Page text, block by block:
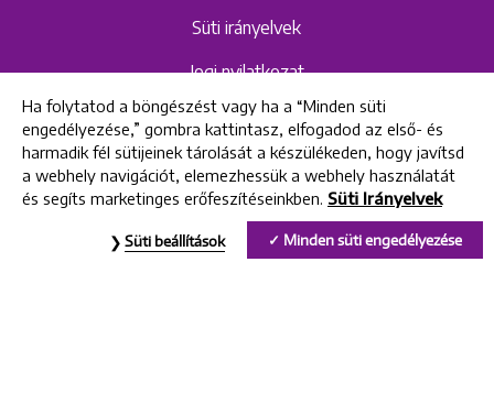
Süti irányelvek
Jogi nyilatkozat
Hangrögzítéshez kapcsolódó adatvédelmi
szabályzat és tájékoztató
Uniklinik Fogászati és Implantációs Központ
Ha folytatod a böngészést vagy ha a “Minden süti
engedélyezése,” gombra kattintasz, elfogadod az első- és
harmadik fél sütijeinek tárolását a készülékeden, hogy javítsd
a webhely navigációt, elemezhessük a webhely használatát
és segíts marketinges erőfeszítéseinkben. Süti Irányelvek
Minden süti engedélyezése
Süti beállítások